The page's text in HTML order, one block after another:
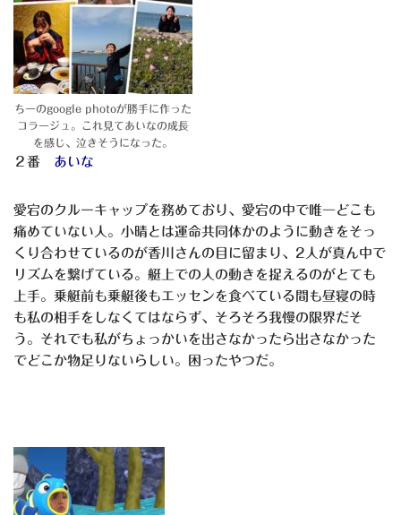
ちーのgoogle photoが勝手に作った
コラージュ。これ見てあいなの成長
を感じ、泣きそうになった。
２番 あいな
愛宕のクルーキャップを務めており、愛宕の中で唯一どこも
痛めていない人。小晴とは運命共同体かのように動きをそっ
くり合わせているのが香川さんの目に留まり、2人が真ん中で
リズムを繋げている。艇上での人の動きを捉えるのがとても
上手。乗艇前も乗艇後もエッセンを食べている間も昼寝の時
も私の相手をしなくてはならず、そろそろ我慢の限界だそ
う。それでも私がちょっかいを出さなかったら出さなかった
でどこか物足りないらしい。困ったやつだ。